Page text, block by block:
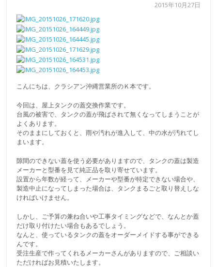
2015年10月27日
こんにちは、クラシアン沖縄営業所のＫ本です。
今回は、屋上タンクの蓋交換作業です。
台風の被害で、タンクの蓋が飛ばされて無くなってしまうことが
よくあります。
そのままにしておくと、雨や汚れが進入して、中の水が汚れてし
まいます。
隙間のできない蓋を使う必要がありますので、タンクの蓋は製造
メーカーと型番を見て純正品を取り寄せています。
設置から年数が経って、メーカーや型番が特定できない場合や、
製造中止になってしまった場合は、タンクまるごと取り替えしな
ければいけません。
しかし、ご予算の兼ね合いや工事タイミングなどで、なんとか蓋
だけ取り付けたい場合もあるでしょう。
なんと、使っているタンクの蓋をオーダーメイドする事ができる
んです。
受注生産で作ってくれるメーカーさんがありますので、ご相談い
ただければお見積いたします。